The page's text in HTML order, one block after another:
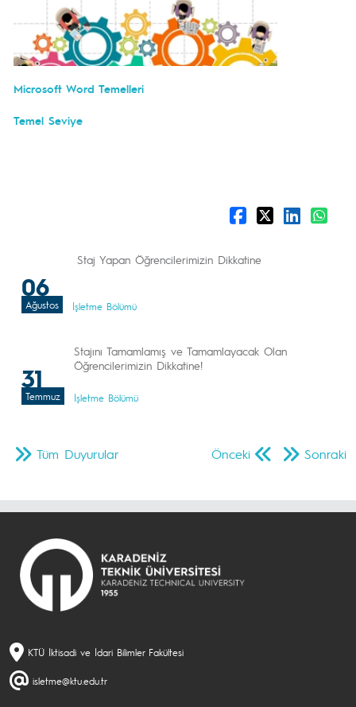
Microsoft Word Temelleri
Temel Seviye
06
Ağustos
Staj Yapan Öğrencilerimizin Dikkatine
İşletme Bölümü
31
Temmuz
Stajını Tamamlamış ve Tamamlayacak Olan
Öğrencilerimizin Dikkatine!
İşletme Bölümü
Önceki Sonraki
Tüm Duyurular
KTÜ İktisadi ve İdari Bilimler Fakültesi
isletme@ktu.edu.tr